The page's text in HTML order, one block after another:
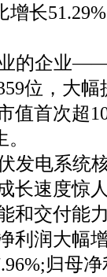
增长
的企业
位，大
值首次超
发电系统
长速度惊
和交付能
利润大
归母